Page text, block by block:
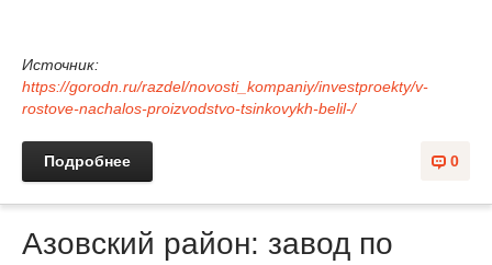
Источник:
https://gorodn.ru/razdel/novosti_kompaniy/investproekty/v-
rostove-nachalos-proizvodstvo-tsinkovykh-belil-/
0
Подробнее
Азовский район: завод по